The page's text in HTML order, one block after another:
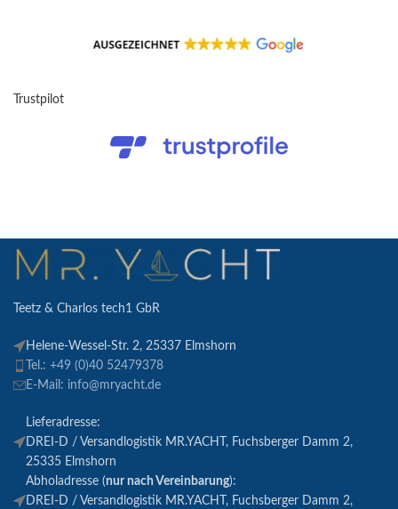
Trustpilot
Teetz & Charlos tech1 GbR
Helene-Wessel-Str. 2, 25337 Elmshorn
Tel.: +49 (0)40 52479378
E-Mail: info@mryacht.de
Lieferadresse:
DREI-D / Versandlogistik MR.YACHT, Fuchsberger Damm 2,
25335 Elmshorn
Abholadresse (nur nach Vereinbarung):
DREI-D / Versandlogistik MR.YACHT, Fuchsberger Damm 2,